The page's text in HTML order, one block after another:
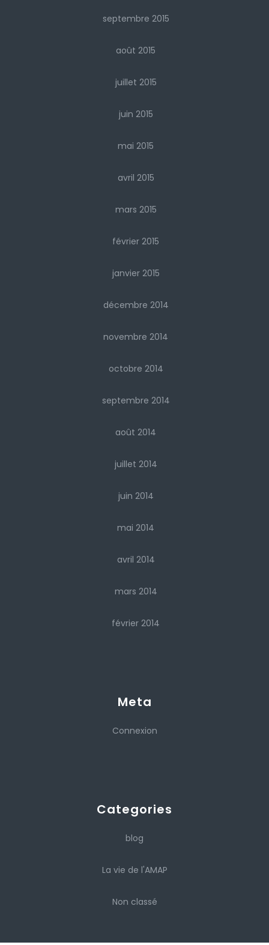
septembre 2015
août 2015
juillet 2015
juin 2015
mai 2015
avril 2015
mars 2015
février 2015
janvier 2015
décembre 2014
novembre 2014
octobre 2014
septembre 2014
août 2014
juillet 2014
juin 2014
mai 2014
avril 2014
mars 2014
février 2014
Meta
Connexion
Categories
blog
La vie de l'AMAP
Non classé